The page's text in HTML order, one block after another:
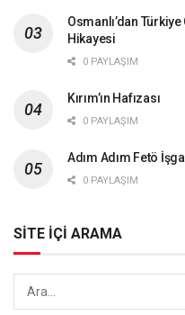
Osmanlı’dan
Hikayesi
0 PAYLAŞIM
Kırım’ın Hafızası
0 PAYLAŞIM
Adım Adım Fetö
0 PAYLAŞIM
SİTE İÇİ ARAMA